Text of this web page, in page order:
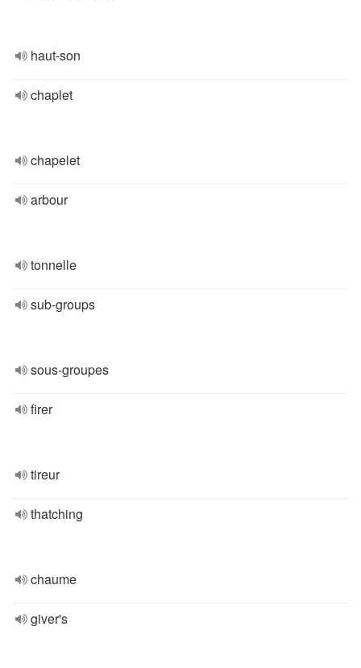
haut-son
chaplet
chapelet
arbour
tonnelle
sub-groups
sous-groupes
firer
tireur
thatching
chaume
giver's